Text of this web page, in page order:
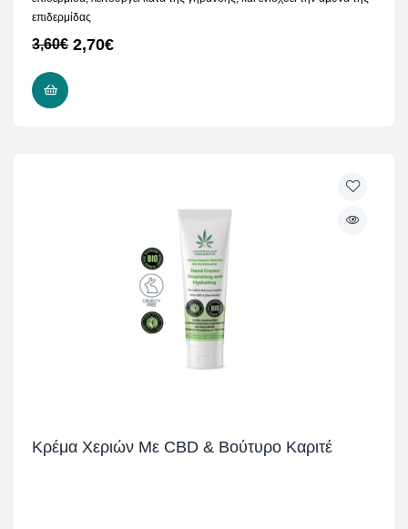
επιδερμίδας
3,60€ 2,70€
Κρέμα Χεριών Mε CBD & Βούτυρο Καριτέ